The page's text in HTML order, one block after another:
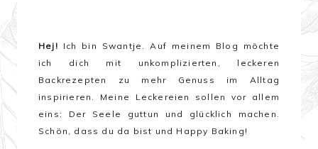
Hej! Ich bin Swantje. Auf meinem Blog möchte
ich dich mit unkomplizierten, leckeren
Backrezepten zu mehr Genuss im Alltag
inspirieren. Meine Leckereien sollen vor allem
eins: Der Seele guttun und glücklich machen .
Schön, dass du da bist und Happy Baking!